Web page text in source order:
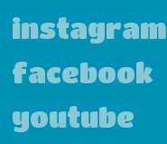
instagram
facebook
youtube